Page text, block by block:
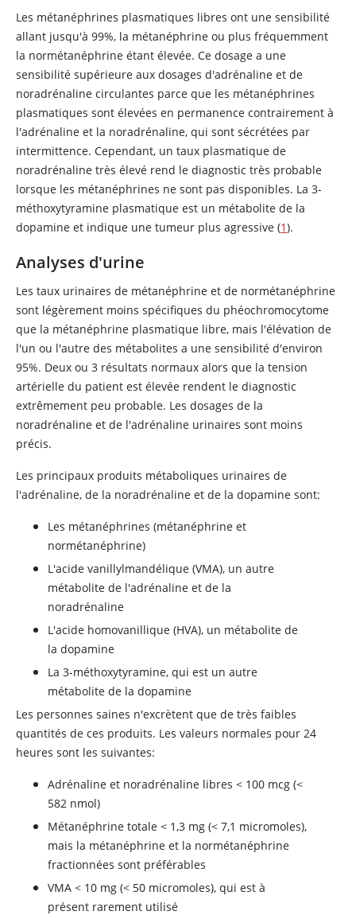
Les métanéphrines plasmatiques libres ont une sensibilité
allant jusqu'à 99%, la métanéphrine ou plus fréquemment
la normétanéphrine étant élevée. Ce dosage a une
sensibilité supérieure aux dosages d'adrénaline et de
noradrénaline circulantes parce que les métanéphrines
plasmatiques sont élevées en permanence contrairement à
l'adrénaline et la noradrénaline, qui sont sécrétées par
intermittence. Cependant, un taux plasmatique de
noradrénaline très élevé rend le diagnostic très probable
lorsque les métanéphrines ne sont pas disponibles. La 3-
méthoxytyramine plasmatique est un métabolite de la
dopamine et indique une tumeur plus agressive (1).
Analyses d'urine
Les taux urinaires de métanéphrine et de normétanéphrine
sont légèrement moins spécifiques du phéochromocytome
que la métanéphrine plasmatique libre, mais l'élévation de
l'un ou l'autre des métabolites a une sensibilité d'environ
95%. Deux ou 3 résultats normaux alors que la tension
artérielle du patient est élevée rendent le diagnostic
extrêmement peu probable. Les dosages de la
noradrénaline et de l'adrénaline urinaires sont moins
précis.
Les principaux produits métaboliques urinaires de
l'adrénaline, de la noradrénaline et de la dopamine sont:
Les métanéphrines (métanéphrine et
normétanéphrine)
L'acide vanillylmandélique (VMA), un autre
métabolite de l'adrénaline et de la
noradrénaline
L'acide homovanillique (HVA), un métabolite de
la dopamine
La 3-méthoxytyramine, qui est un autre
métabolite de la dopamine
Les personnes saines n'excrètent que de très faibles
quantités de ces produits. Les valeurs normales pour 24
heures sont les suivantes:
Adrénaline et noradrénaline libres < 100 mcg (<
582 nmol)
Métanéphrine totale < 1,3 mg (< 7,1 micromoles),
mais la métanéphrine et la normétanéphrine
fractionnées sont préférables
VMA < 10 mg (< 50 micromoles), qui est à
présent rarement utilisé